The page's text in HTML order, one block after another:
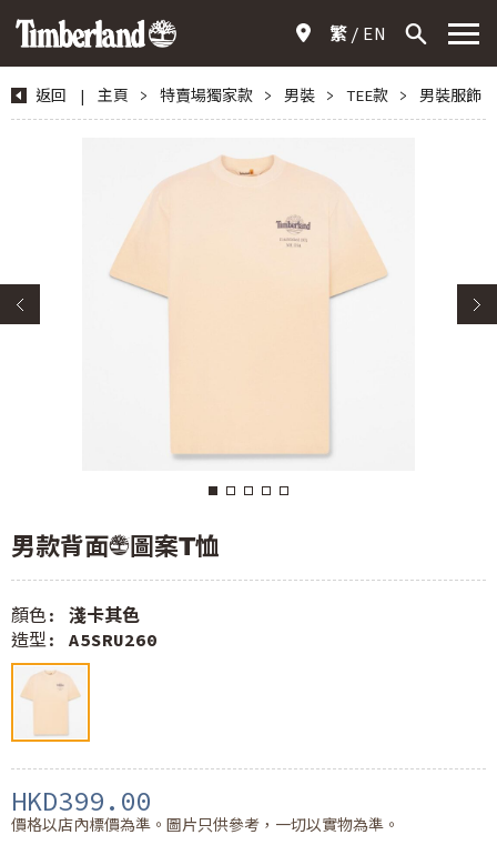
繁 EN
返回 | 主頁 > 特賣場獨家款 > 男裝 > TEE款 > 男裝服飾
男款背面LOGO圖案T恤
顏色: 淺卡其色
造型: A5SRU260
HKD399.00
價格以店內標價為準。圖片只供參考，一切以實物為準。